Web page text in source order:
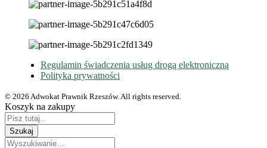
Regulamin świadczenia usług drogą elektroniczną
Polityka prywatności
© 2026 Adwokat Prawnik Rzeszów. All rights reserved.
Koszyk na zakupy